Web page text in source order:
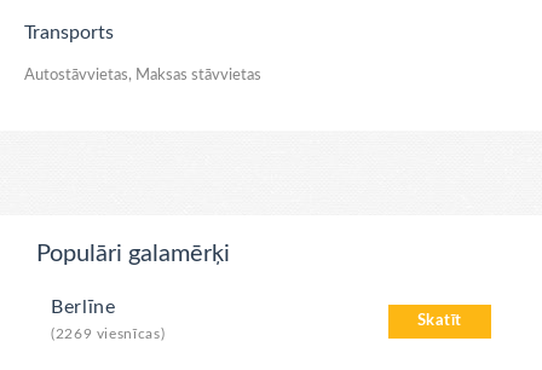
Transports
Autostāvvietas, Maksas stāvvietas
Populāri galamērķi
Skatīt
Berlīne
(2269 viesnīcas)